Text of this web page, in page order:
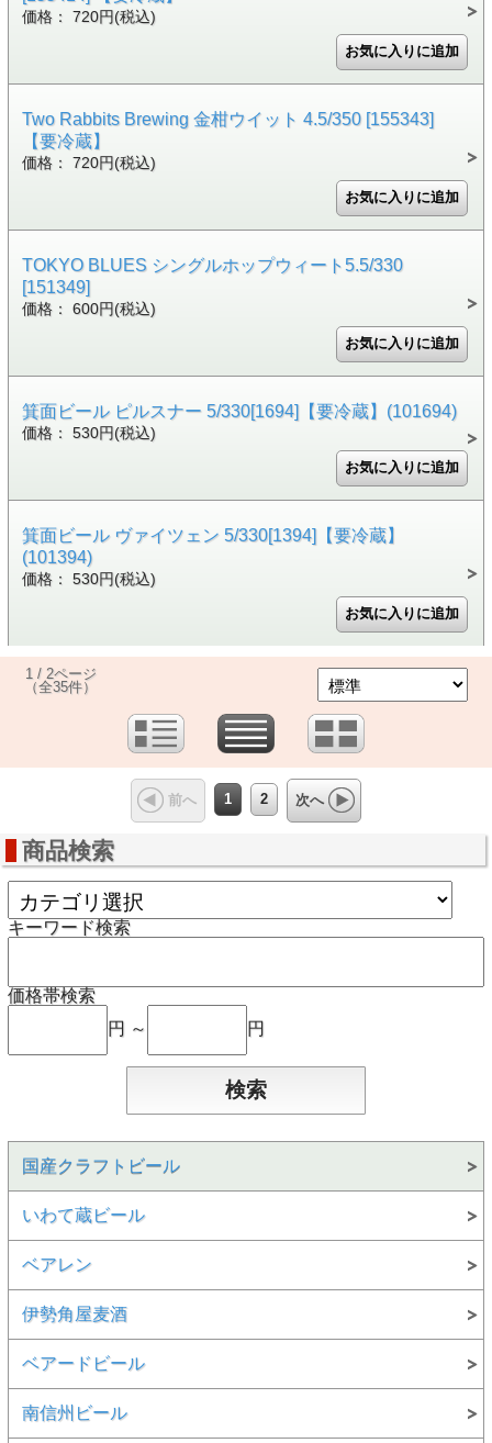
価格： 720円(税込)
Two Rabbits Brewing 金柑ウイット 4.5/350 [155343]
【要冷蔵】
価格： 720円(税込)
TOKYO BLUES シングルホップウィート5.5/330
[151349]
価格： 600円(税込)
箕面ビール ピルスナー 5/330[1694]【要冷蔵】(101694)
価格： 530円(税込)
箕面ビール ヴァイツェン 5/330[1394]【要冷蔵】
(101394)
価格： 530円(税込)
1 / 2ページ
（全35件）
前へ 1 2 次へ
商品検索
キーワード検索
価格帯検索
円 ～
円
国産クラフトビール
いわて蔵ビール
ベアレン
伊勢角屋麦酒
ベアードビール
南信州ビール